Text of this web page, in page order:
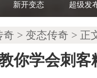
新开变态 超级发
奇 > 变态传奇 > 正
你学会刺客